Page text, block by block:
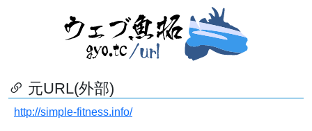
元URL(外部)
http://simple-fitness.info/